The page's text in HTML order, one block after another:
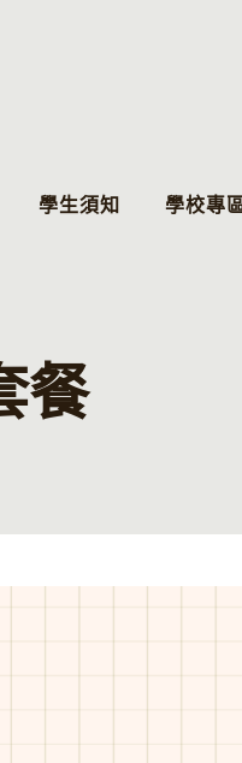
學生須知 學校專
餐